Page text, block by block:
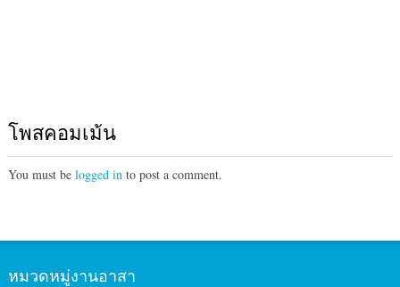
โพสคอมเม้น
You must be logged into post a comment.
หมวดหมู่งานอาสา